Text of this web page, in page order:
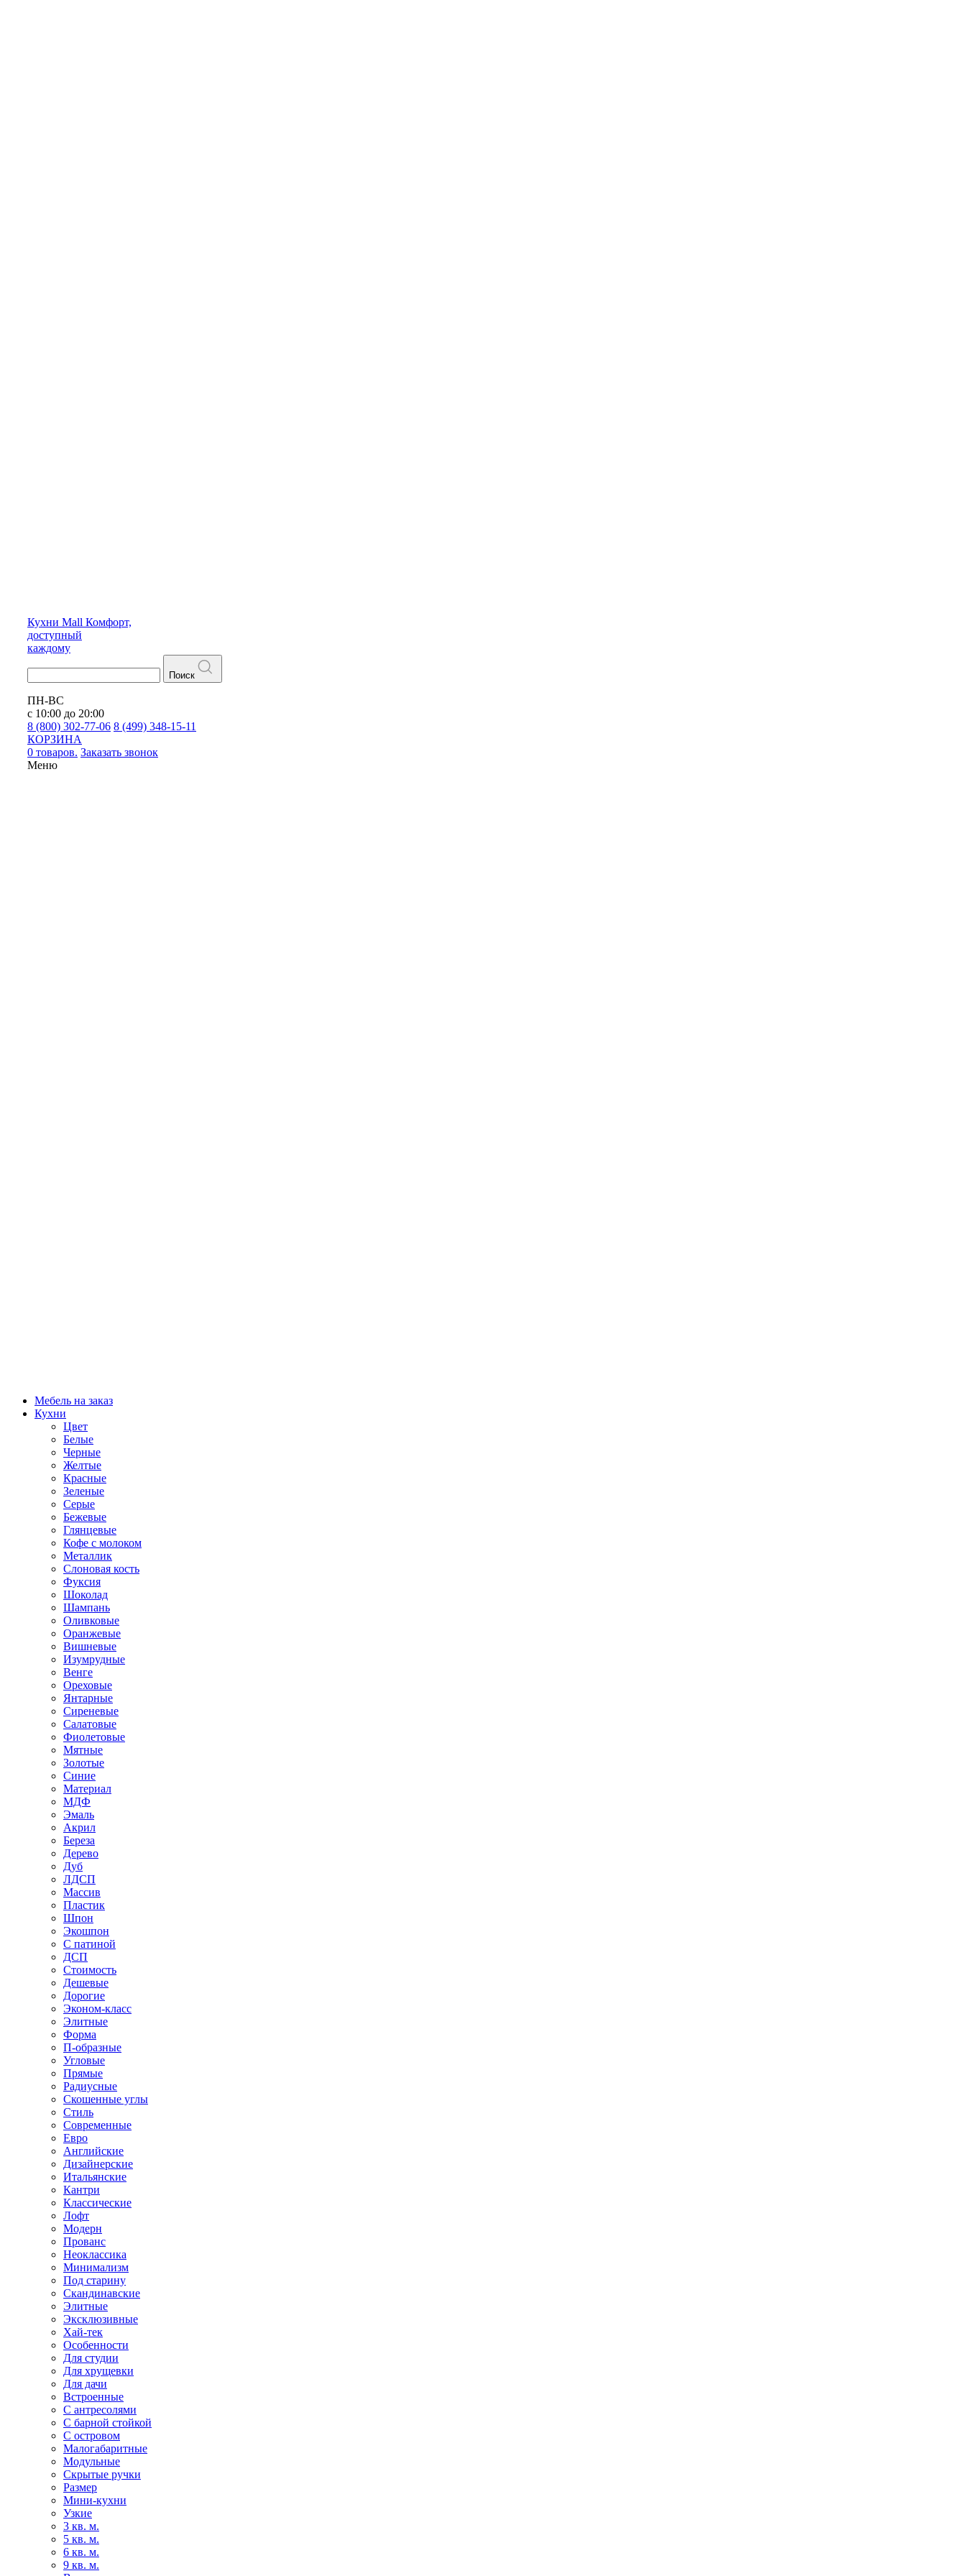
Кухни Mall Комфорт,
доступный
каждому
Поиск
ПН-ВС
с 10:00 до 20:00
8 (800) 302-77-06 8 (499) 348-15-11
КОРЗИНА
0 товаров. Заказать звонок
Меню
Мебель на заказ
Кухни
Цвет
Белые
Черные
Желтые
Красные
Зеленые
Серые
Бежевые
Глянцевые
Кофе с молоком
Металлик
Слоновая кость
Фуксия
Шоколад
Шампань
Оливковые
Оранжевые
Вишневые
Изумрудные
Венге
Ореховые
Янтарные
Сиреневые
Салатовые
Фиолетовые
Мятные
Золотые
Синие
Материал
МДФ
Эмаль
Акрил
Береза
Дерево
Дуб
ЛДСП
Массив
Пластик
Шпон
Экошпон
С патиной
ДСП
Стоимость
Дешевые
Дорогие
Эконом-класс
Элитные
Форма
П-образные
Угловые
Прямые
Радиусные
Скошенные углы
Стиль
Современные
Евро
Английские
Дизайнерские
Итальянские
Кантри
Классические
Лофт
Модерн
Прованс
Неоклассика
Минимализм
Под старину
Скандинавские
Элитные
Эксклюзивные
Хай-тек
Особенности
Для студии
Для хрущевки
Для дачи
Встроенные
С антресолями
С барной стойкой
С островом
Малогабаритные
Модульные
Скрытые ручки
Размер
Мини-кухни
Узкие
3 кв. м.
5 кв. м.
6 кв. м.
9 кв. м.